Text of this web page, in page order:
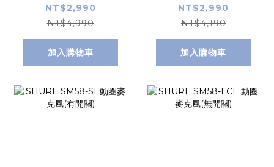
XLR/USB
XLR/USB -C轉接
頭)
NT$2,990
NT$4,990
加入購物車
位電容式麥克風 附
麥克風立架（Mac /
PC)
NT$2,990
NT$4,190
加入購物車